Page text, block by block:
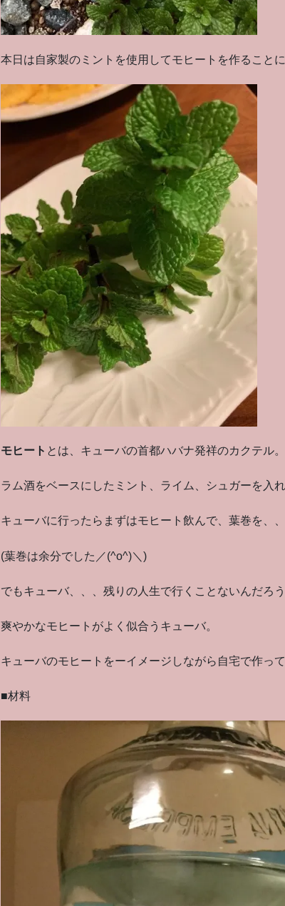
本日は自家製のミントを使用してモヒートを作ることに
モヒート とは、キューバの首都ハバナ発祥のカクテル。
ラム酒をベースにしたミント、ライム、シュガーを入
キューバに行ったらまずはモヒート飲んで、葉巻を、、
(葉巻は余分でした／(^o^)＼)
でもキューバ、、、残りの人生で行くことないんだろう
爽やかなモヒートがよく似合うキューバ。
キューバのモヒートをーイメージしながら自宅で作って
■材料